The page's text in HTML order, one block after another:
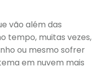
vão além das
tempo, muitas vezes,
ou mesmo sofrer
em nuvem mais